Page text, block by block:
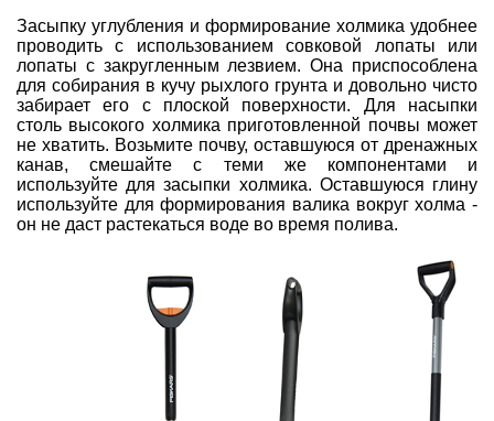
Засыпку углубления и формирование холмика удобнее
проводить с использованиемсовковой лопаты или
лопаты с закругленным лезвием. Она приспособлена
для собирания в кучу рыхлого грунта и довольно чисто
забирает его с плоской поверхности. Для насыпки
столь высокого холмика приготовленной почвы может
не хватить. Возьмите почву, оставшуюся от дренажных
канав, смешайте с теми же компонентами и
используйте для засыпки холмика. Оставшуюся глину
используйте для формирования валика вокруг холма -
он не даст растекаться воде во время полива.